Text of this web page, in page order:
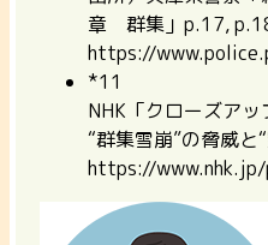
章 群集」p.17,
https://
*11
NHK「クローズア
“群集雪崩”の脅威と“
https://